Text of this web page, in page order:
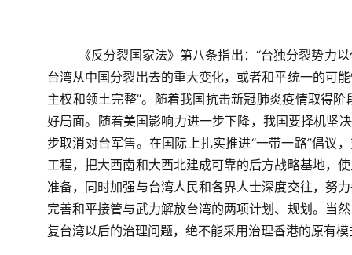
《反分裂国家法》第八条指出：“台独分裂势力
台湾从中国分裂出去的重大变化，或者和平统一的可
主权和领土完整”。随着我国抗击新冠肺炎疫情取得
好局面。随着美国影响力进一步下降，我国要择机坚
步取消对台军售。在国际上扎实推进“一带一路”倡议
工程，把大西南和大西北建成可靠的后方战略基地，
准备，同时加强与台湾人民和各界人士深度交往，努
完善和平接管与武力解放台湾的两项计划、规划。当
复台湾以后的治理问题，绝不能采用治理香港的原有模